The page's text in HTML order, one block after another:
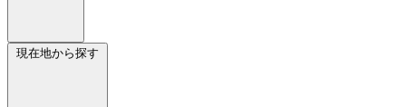
現在地から探す